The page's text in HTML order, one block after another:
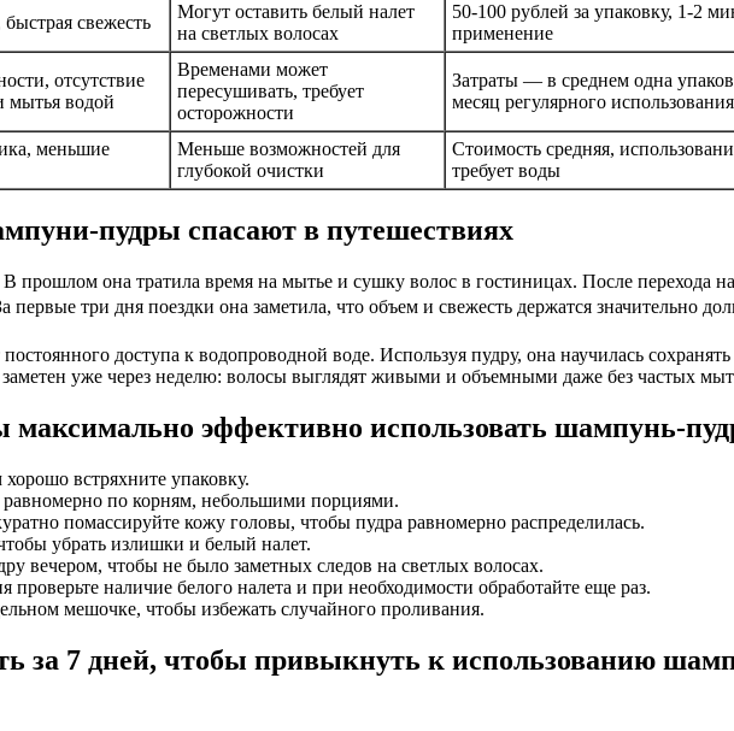
свежесть
Могут оставить белый налет
на светлых волосах
50-100 рублей за упаковку, 1-2
применение
отсутствие
мытья водой
Временами может
пересушивать, требует
осторожности
Затраты — в среднем одна
месяц регулярного использования
меньшие
Меньше возможностей для
глубокой очистки
Стоимость средняя,
требует воды
пудры спасают в путешествиях
В прошлом она тратила время на мытье и сушку волос в гостиницах. После перехода
первые три дня поездки она заметила, что объем и свежесть держатся значительно
доступа к водопроводной воде. Используя пудру, она научилась
заметен уже через неделю: волосы выглядят живыми и объемными даже без частых
максимально эффективно использовать шампунь-
встряхните упаковку.
равномерно по корням, небольшими порциями.
помассируйте кожу головы, чтобы пудра равномерно распределилась.
убрать излишки и белый налет.
вечером, чтобы не было заметных следов на светлых волосах.
проверьте наличие белого налета и при необходимости обработайте еще раз.
мешочке, чтобы избежать случайного проливания.
за 7 дней, чтобы привыкнуть к использованию